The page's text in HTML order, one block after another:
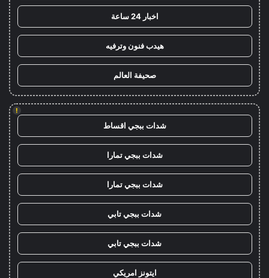
اخبار 24 ساعة
هيدب فنون وترفيه
صحيفة العالم
!
شدات ببجي اقساط
شدات ببجي تمارا
شدات ببجي تمارا
شدات ببجي تابي
شدات ببجي تابي
ايتونز امريكي